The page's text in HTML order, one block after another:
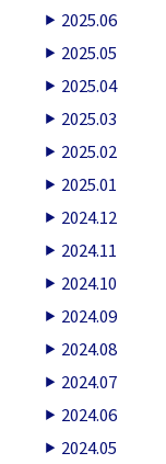
2025.06
2025.05
2025.04
2025.03
2025.02
2025.01
2024.12
2024.11
2024.10
2024.09
2024.08
2024.07
2024.06
2024.05